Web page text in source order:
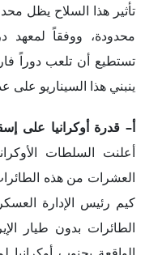
تأثير هذا السلاح يظل
تستطيع أن تلعب دوراً
ينبني هذا السيناريو
أ– قدرة أوكرانيا على
أعلنت السلطات
كيم رئيس الإدارة
الطائرات بدون طيار